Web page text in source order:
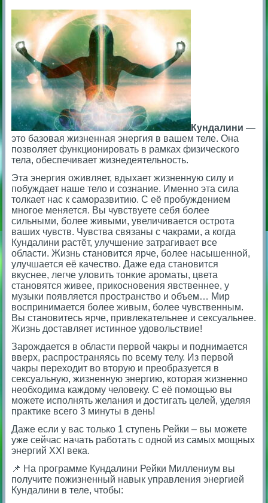
Кундалини —
это базовая жизненная энергия в вашем теле. Она
позволяет функционировать в рамках физического
тела, обеспечивает жизнедеятельность.
Эта энергия оживляет, вдыхает жизненную силу и
побуждает наше тело и сознание. Именно эта сила
толкает нас к саморазвитию. С её пробуждением
многое меняется. Вы чувствуете себя более
сильными, более живыми, увеличивается острота
ваших чувств. Чувства связаны с чакрами, а когда
Кундалини растёт, улучшение затрагивает все
области. Жизнь становится ярче, более насышенной,
улучшается её качество. Даже еда становится
вкуснее, легче уловить тонкие ароматы, цвета
становятся живее, прикосновения явственнее, у
музыки появляется пространство и объем… Мир
воспринимается более живым, более чувственным.
Вы становитесь ярче, привлекательнее и сексуальнее.
Жизнь доставляет истинное удовольствие!
Зарождается в области первой чакры и поднимается
вверх, распространяясь по всему телу. Из первой
чакры переходит во вторую и преобразуется в
сексуальную, жизненную энергию, которая жизненно
необходима каждому человеку. С её помощью вы
можете исполнять желания и достигать целей, уделяя
практике всего 3 минуты в день!
Даже если у вас только 1 ступень Рейки – вы можете
уже сейчас начать работать с одной из самых мощных
энергий XXI века.
📌 На программе Кундалини Рейки Миллениум вы
получите пожизненный навык управления энергией
Кундалини в теле, чтобы: